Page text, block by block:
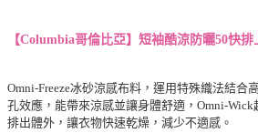
【Columbia哥倫比亞】短袖酷涼防曬50快
Omni-Freeze冰砂涼感布料，運用特殊織法結合
孔效應，能帶來涼感並讓身體舒適，Omni-
排出體外，讓衣物快速乾燥，減少不適感。